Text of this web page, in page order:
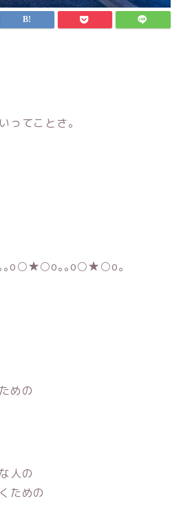
ってことさ。
o○★○o｡｡o○★○o｡
めの
人の
ための